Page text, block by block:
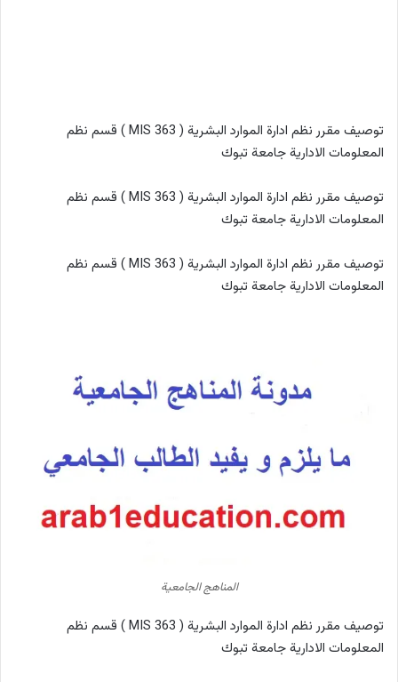
توصيف مقرر نظم ادارة الموارد البشرية ( MIS 363 ) قسم نظم
المعلومات الادارية جامعة تبوك
توصيف مقرر نظم ادارة الموارد البشرية ( MIS 363 ) قسم نظم
المعلومات الادارية جامعة تبوك
توصيف مقرر نظم ادارة الموارد البشرية ( MIS 363 ) قسم نظم
المعلومات الادارية جامعة تبوك
المناهج الجامعية
توصيف مقرر نظم ادارة الموارد البشرية ( MIS 363 ) قسم نظم
المعلومات الادارية جامعة تبوك